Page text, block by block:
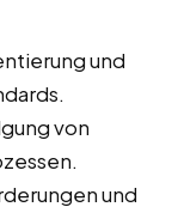
und
von
und